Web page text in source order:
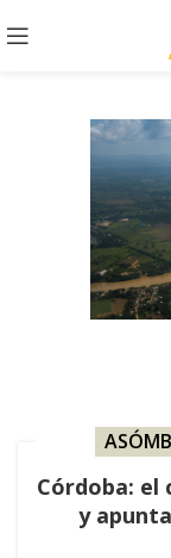
Córdoba: el
y